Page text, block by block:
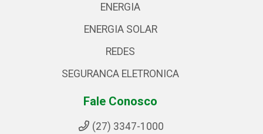
ENERGIA
ENERGIA SOLAR
REDES
SEGURANCA ELETRONICA
Fale Conosco
(27) 3347-1000